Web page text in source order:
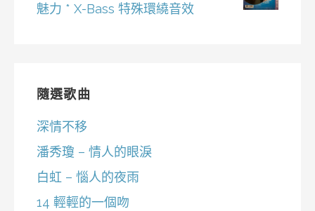
魅力 * X-Bass 特殊環繞音效
隨選歌曲
深情不移
潘秀瓊 – 情人的眼淚
白虹 – 惱人的夜雨
14 輕輕的一個吻